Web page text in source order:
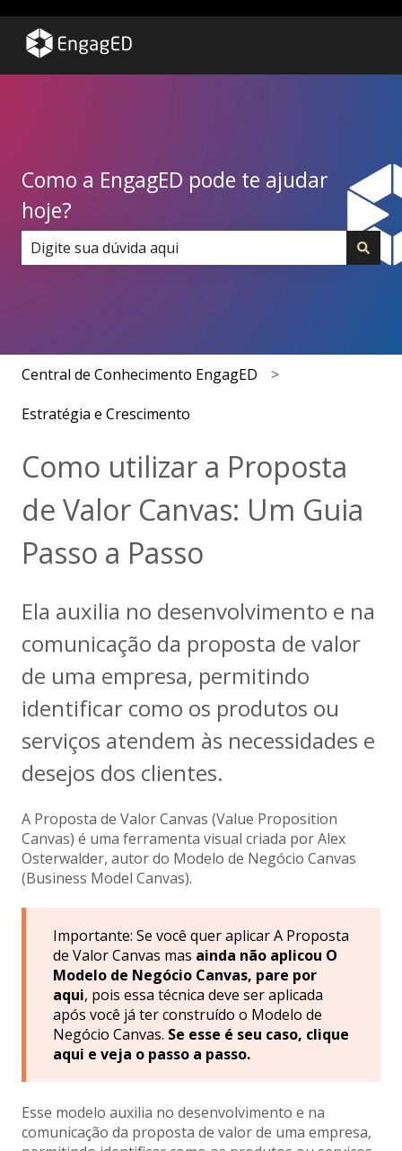
Como a EngagED pode te ajudar
hoje?
Central de Conhecimento EngagED
Estratégia e Crescimento
Como utilizar a Proposta
de Valor Canvas: Um Guia
Passo a Passo
Ela auxilia no desenvolvimento e na
comunicação da proposta de valor
de uma empresa, permitindo
identificar como os produtos ou
serviços atendem às necessidades e
desejos dos clientes.
A Proposta de Valor Canvas (Value Proposition
Canvas) é uma ferramenta visual criada por Alex
Osterwalder, autor do Modelo de Negócio Canvas
(Business Model Canvas).
Importante: Se você quer aplicar A Proposta
de Valor Canvas mas ainda não aplicou O
Modelo de Negócio Canvas, pare por
aqui, pois essa técnica deve ser aplicada
após você já ter construído o Modelo de
Negócio Canvas. Se esse é seu caso, clique
aqui e veja o passo a passo.
Esse modelo auxilia no desenvolvimento e na
comunicação da proposta de valor de uma empresa,